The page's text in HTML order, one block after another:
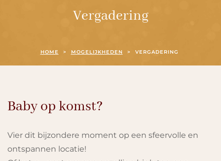
Vergadering
HOME > MOGELIJKHEDEN > VERGADERING
Baby op komst?
Vier dit bijzondere moment op een sfeervolle en
ontspannen locatie!